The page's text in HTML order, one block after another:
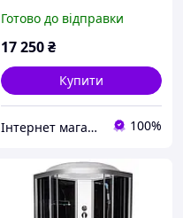
Готово до відправки
17 250₴
Купити
Інтернет магазин дверей та сантехніки KIRI 100%